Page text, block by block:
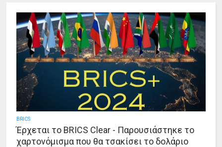
BRICS
Έρχεται το BRICS Clear - Παρουσιάστηκε το
χαρτονόμισμα που θα τσακίσει το δολάριο